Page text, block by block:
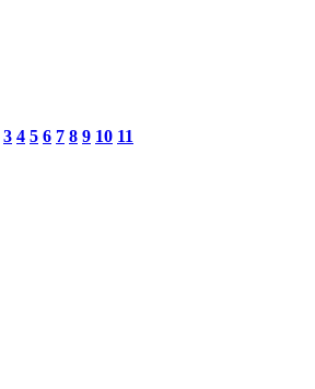
3 4 5 6 7 8 9 10 11